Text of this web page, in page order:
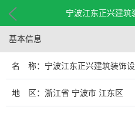
宁波江东正兴建筑
基本信息
名 称：宁波江东正兴建筑装饰
地 区：浙江省 宁波市 江东区